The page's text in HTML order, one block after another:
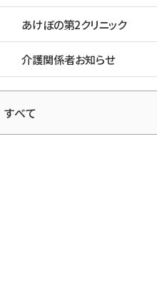
あけぼの第2クリニック
介護関係者お知らせ
ーカイブ